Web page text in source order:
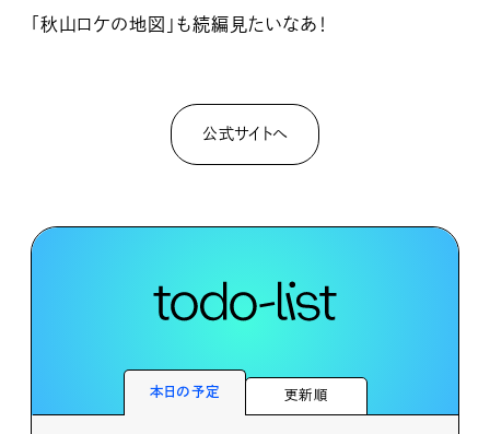
「秋山ロケの地図」も続編見たいなあ！
公式サイトへ
本日の予定 更新順